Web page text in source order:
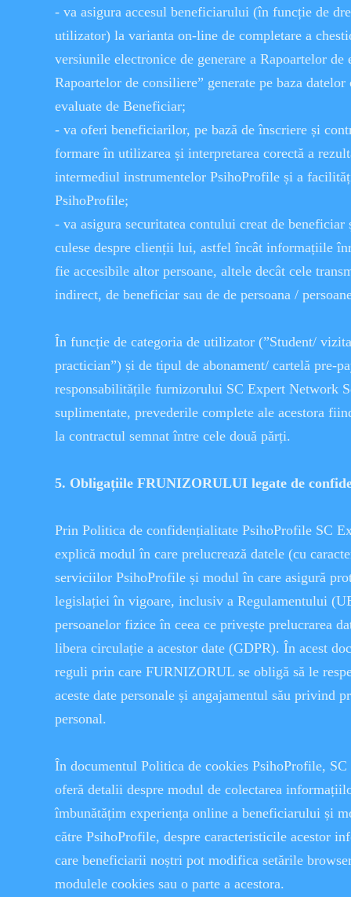
- va asigura accesul beneficiarului (în funcție de
utilizator) la varianta on-line de completare a
versiunile electronice de generare a Rapoartelor de
Rapoartelor de consiliere” generate pe baza datelor
evaluate de Beneficiar;
- va oferi beneficiarilor, pe bază de înscriere și
formare în utilizarea și interpretarea corectă a
intermediul instrumentelor PsihoProfile și a
PsihoProfile;
- va asigura securitatea contului creat de
culese despre clienții lui, astfel încât informațiile
fie accesibile altor persoane, altele decât cele
indirect, de beneficiar sau de de persoana /
În funcție de categoria de utilizator (”Student/
practician”) și de tipul de abonament/ cartelă pre-
responsabilitățile furnizorului SC Expert Network
suplimentate, prevederile complete ale acestora
la contractul semnat între cele două părți.
5. Obligațiile FRUNIZORULUI legate de
Prin Politica de confidențialitate PsihoProfile SC
explică modul în care prelucrează datele (cu
serviciilor PsihoProfile și modul în care asigură
legislației în vigoare, inclusiv a Regulamentului
persoanelor fizice în ceea ce privește prelucrarea
libera circulație a acestor date (GDPR). În acest
reguli prin care FURNIZORUL se obligă să le
aceste date personale și angajamentul său privind
personal.
În documentul Politica de cookies PsihoProfile,
oferă detalii despre modul de colectarea
îmbunătățim experiența online a beneficiarului și
către PsihoProfile, despre caracteristicile acestor
care beneficiarii noștri pot modifica setările
modulele cookies sau o parte a acestora.